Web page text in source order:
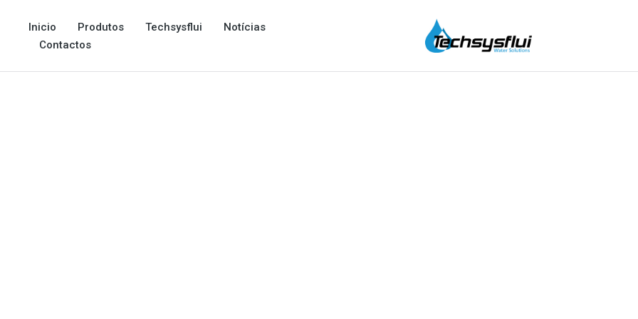
Inicio Produtos Techsysflui
Notícias
Contactos